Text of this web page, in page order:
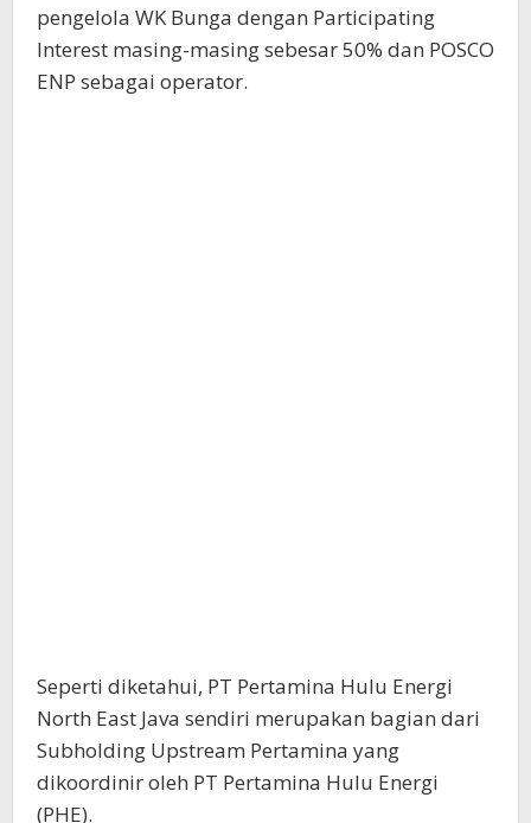
pengelola WK Bunga dengan Participating
Interest masing-masing sebesar 50% dan POSCO
ENP sebagai operator.
Seperti diketahui, PT Pertamina Hulu Energi
North East Java sendiri merupakan bagian dari
Subholding Upstream Pertamina yang
dikoordinir oleh PT Pertamina Hulu Energi
(PHE).